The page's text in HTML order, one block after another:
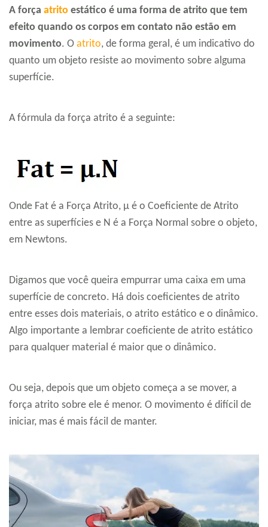
A força atrito estático é uma forma de atrito que tem
efeito quando os corpos em contato não estão em
movimento. O atrito, de forma geral, é um indicativo do
quanto um objeto resiste ao movimento sobre alguma
superfície.
A fórmula da força atrito é a seguinte:
Onde Fat é a Força Atrito, μ é o Coeficiente de Atrito
entre as superfícies e N é a Força Normal sobre o objeto,
em Newtons.
Digamos que você queira empurrar uma caixa em uma
superfície de concreto. Há dois coeficientes de atrito
entre esses dois materiais, o atrito estático e o dinâmico.
Algo importante a lembrar coeficiente de atrito estático
para qualquer material é maior que o dinâmico.
Ou seja, depois que um objeto começa a se mover, a
força atrito sobre ele é menor. O movimento é difícil de
iniciar, mas é mais fácil de manter.